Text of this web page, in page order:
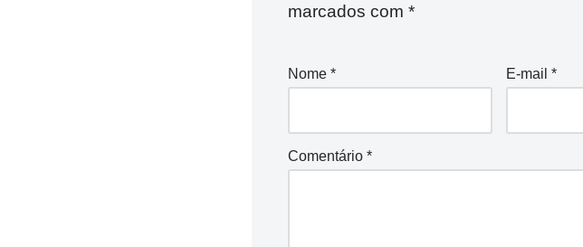
marcados com *
Nome * E-mail *
Comentário *